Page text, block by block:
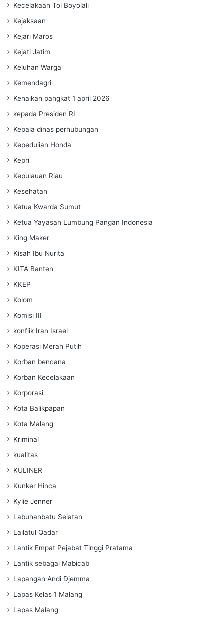
Kecelakaan Tol Boyolali
Kejaksaan
Kejari Maros
Kejati Jatim
Keluhan Warga
Kemendagri
Kenaikan pangkat 1 april 2026
kepada Presiden RI
Kepala dinas perhubungan
Kepedulian Honda
Kepri
Kepulauan Riau
Kesehatan
Ketua Kwarda Sumut
Ketua Yayasan Lumbung Pangan Indonesia
King Maker
Kisah Ibu Nurita
KITA Banten
KKEP
Kolom
Komisi III
konflik Iran Israel
Koperasi Merah Putih
Korban bencana
Korban Kecelakaan
Korporasi
Kota Balikpapan
Kota Malang
Kriminal
kualitas
KULINER
Kunker Hinca
Kylie Jenner
Labuhanbatu Selatan
Lailatul Qadar
Lantik Empat Pejabat Tinggi Pratama
Lantik sebagai Mabicab
Lapangan Andi Djemma
Lapas Kelas 1 Malang
Lapas Malang